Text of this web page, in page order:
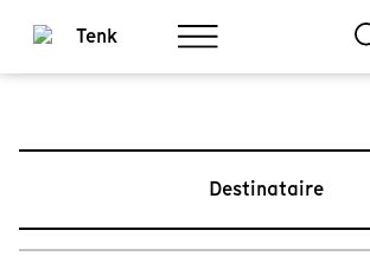
Destinataire